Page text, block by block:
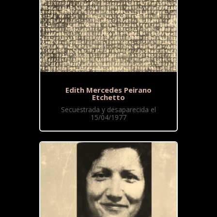
Edith Mercedes Peirano
Etchetto
Secuestrada y desaparecida el
15/04/1977